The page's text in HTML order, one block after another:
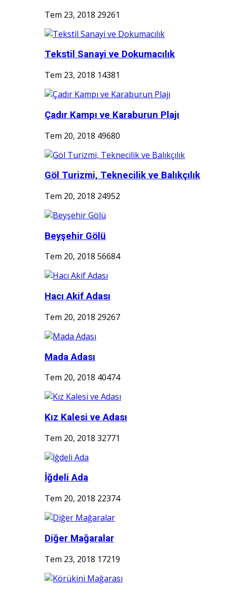
Tem 23, 2018 29261
Tekstil Sanayi ve Dokumacılık
Tem 23, 2018 14381
Çadır Kampı ve Karaburun Plajı
Tem 20, 2018 49680
Göl Turizmi, Teknecilik ve Balıkçılık
Tem 20, 2018 24952
Beyşehir Gölü
Tem 20, 2018 56684
Hacı Akif Adası
Tem 20, 2018 29267
Mada Adası
Tem 20, 2018 40474
Kız Kalesi ve Adası
Tem 20, 2018 32771
İğdeli Ada
Tem 20, 2018 22374
Diğer Mağaralar
Tem 23, 2018 17219